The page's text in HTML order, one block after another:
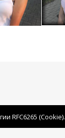
RFC6265 (Cookie).